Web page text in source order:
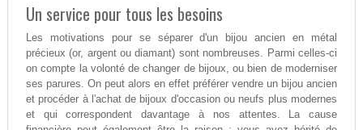
Un service pour tous les besoins
Les motivations pour se séparer d'un bijou ancien en métal
précieux (or, argent ou diamant) sont nombreuses. Parmi celles-ci
on compte la volonté de changer de bijoux, ou bien de moderniser
ses parures. On peut alors en effet préférer vendre un bijou ancien
et procéder à l'achat de bijoux d'occasion ou neufs plus modernes
et qui correspondent davantage à nos attentes. La cause